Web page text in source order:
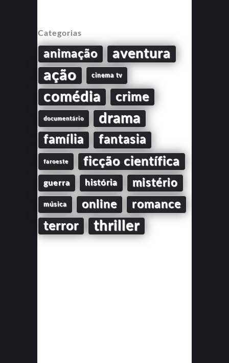
Categorias
animação aventura
ação cinema tv
comédia crime
documentário drama
família fantasia
faroeste ficção científica
guerra história mistério
música online romance
terror thriller